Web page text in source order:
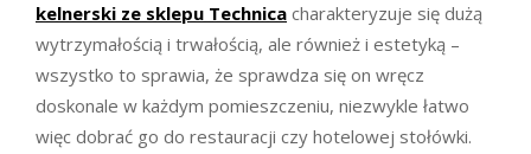
kelnerski ze sklepu Technica charakteryzuje się dużą
wytrzymałością i trwałością, ale również i estetyką –
wszystko to sprawia, że sprawdza się on wręcz
doskonale w każdym pomieszczeniu, niezwykle łatwo
więc dobrać go do restauracji czy hotelowej stołówki.